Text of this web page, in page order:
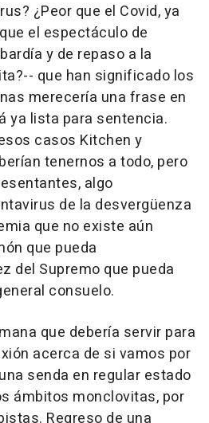
¿Peor que el Covid, ya
el espectáculo de
y de repaso a la
que han significado los
merecería una frase en
ya lista para sentencia.
casos Kitchen y
tenernos a todo, pero
algo
de la desvergüenza
que no existe aún
que pueda
del Supremo que pueda
consuelo.
que debería servir para
acerca de si vamos por
senda en regular estado
ámbitos monclovitas, por
Regreso de una